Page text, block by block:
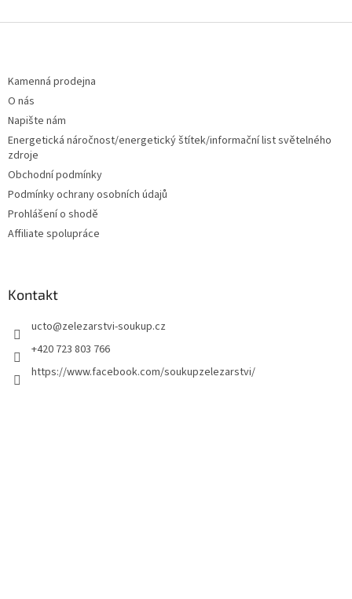
Kamenná prodejna
O nás
Napište nám
Energetická náročnost/energetický štítek/informační list světelného
zdroje
Obchodní podmínky
Podmínky ochrany osobních údajů
Prohlášení o shodě
Affiliate spolupráce
Kontakt
ucto@zelezarstvi-soukup.cz
+420 723 803 766
https://www.facebook.com/soukupzelezarstvi/